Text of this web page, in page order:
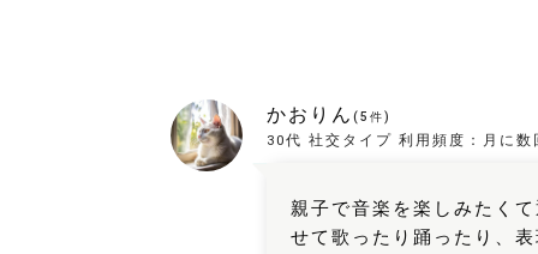
かおりん (5 件)
30代 社交タイプ 利用頻度： 月に数
親子で音楽を楽しみたく
せて歌ったり踊ったり、